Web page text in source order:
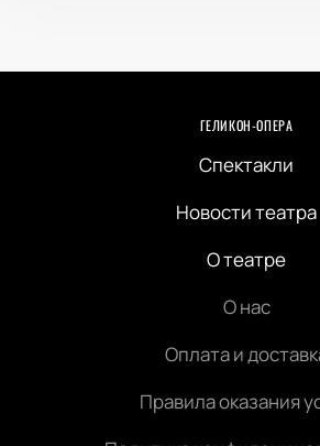
ГЕЛИКОН-ОПЕРА
Спектакли
Новости театра
О театре
О нас
Оплата и
Правила оказания